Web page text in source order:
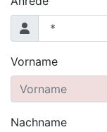
Vorname
Nachname